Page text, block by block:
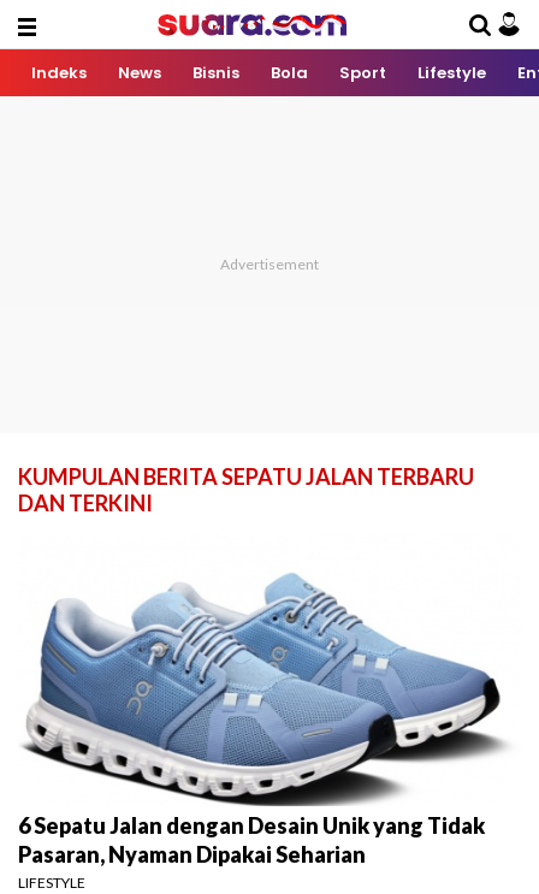
Indeks News Bisnis Bola Sport Lifestyle
KUMPULAN BERITA SEPATU JALAN TERBARU
DAN TERKINI
6 Sepatu Jalan dengan Desain Unik yang Tidak
Pasaran, Nyaman Dipakai Seharian
LIFESTYLE